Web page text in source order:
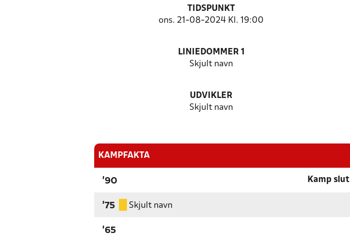
TIDSPUNKT
ons. 21-08-2024 Kl. 19:00
LINIEDOMMER 1
Skjult navn
UDVIKLER
Skjult navn
KAMPFAKTA
'90 Kamp slut
'75 Skjult navn
'65